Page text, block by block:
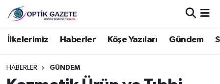
İlkelerimiz Haberler Köşe Yazıları Gündem
HABERLER GÜNDEM
Nöbetçi Eczaneler
Hava Durumu